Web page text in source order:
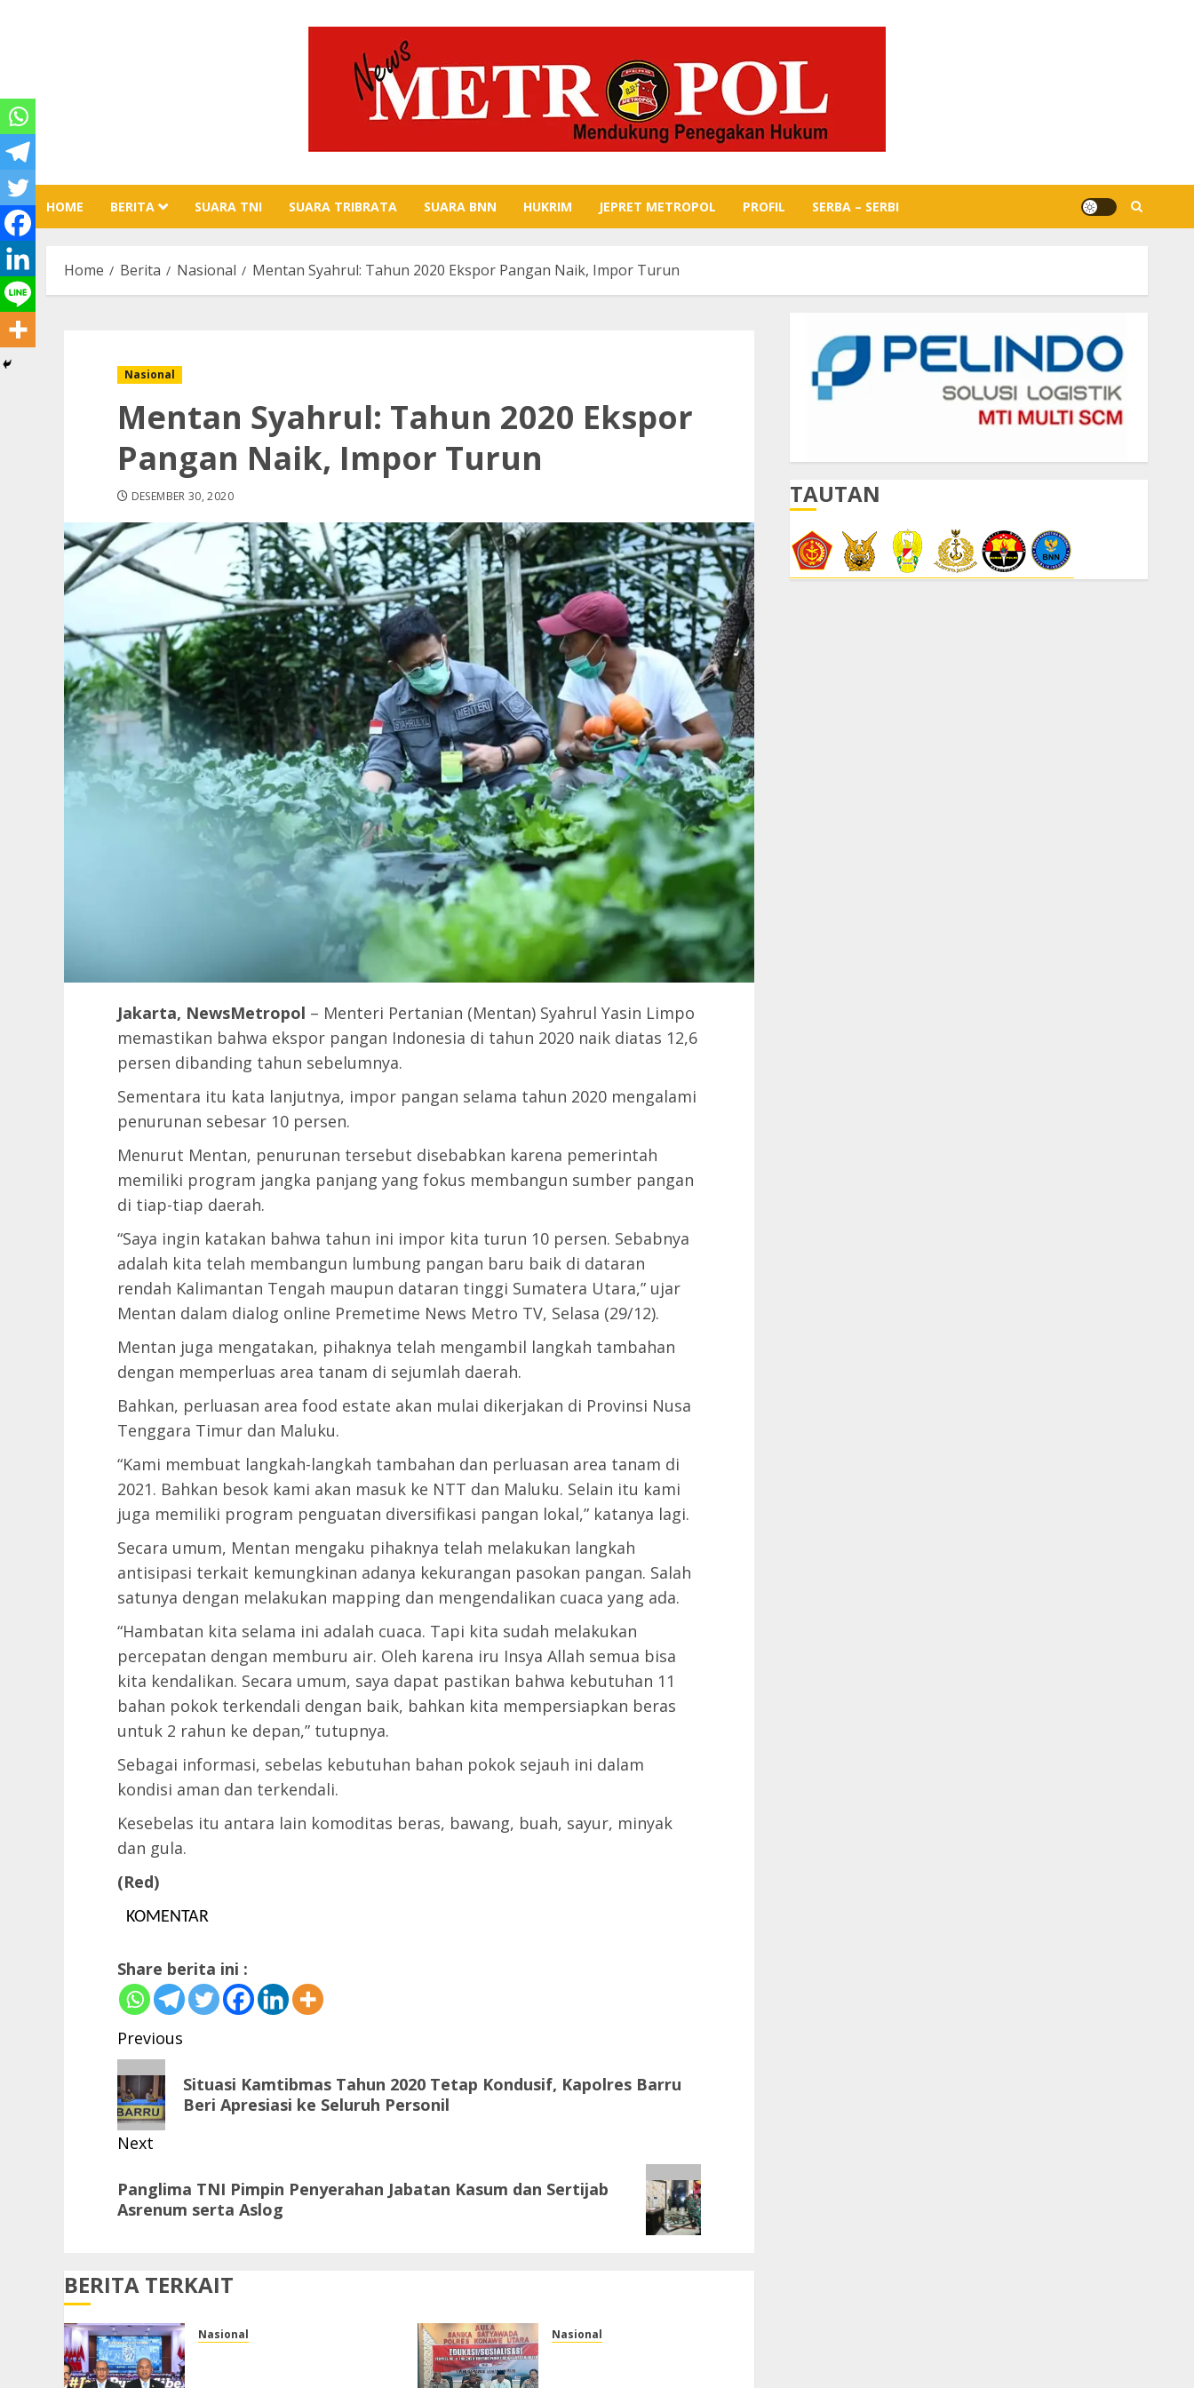
HOME BERITA SUARA TNI SUARA TRIBRATA SUARA BNN HUKRIM JEPRET METROPOL PROFIL SERBA – SERBI
Home Berita Nasional Mentan Syahrul: Tahun 2020 Ekspor Pangan Naik, Impor Turun
Nasional
Mentan Syahrul: Tahun 2020 Ekspor
Pangan Naik, Impor Turun
DESEMBER 30, 2020
Jakarta, NewsMetropol – Menteri Pertanian (Mentan) Syahrul Yasin Limpo
memastikan bahwa ekspor pangan Indonesia di tahun 2020 naik diatas 12,6
persen dibanding tahun sebelumnya.
Sementara itu kata lanjutnya, impor pangan selama tahun 2020 mengalami
penurunan sebesar 10 persen.
Menurut Mentan, penurunan tersebut disebabkan karena pemerintah
memiliki program jangka panjang yang fokus membangun sumber pangan
di tiap-tiap daerah.
“Saya ingin katakan bahwa tahun ini impor kita turun 10 persen. Sebabnya
adalah kita telah membangun lumbung pangan baru baik di dataran
rendah Kalimantan Tengah maupun dataran tinggi Sumatera Utara,” ujar
Mentan dalam dialog online Premetime News Metro TV, Selasa (29/12).
Mentan juga mengatakan, pihaknya telah mengambil langkah tambahan
dengan memperluas area tanam di sejumlah daerah.
Bahkan, perluasan area food estate akan mulai dikerjakan di Provinsi Nusa
Tenggara Timur dan Maluku.
“Kami membuat langkah-langkah tambahan dan perluasan area tanam di
2021. Bahkan besok kami akan masuk ke NTT dan Maluku. Selain itu kami
juga memiliki program penguatan diversifikasi pangan lokal,” katanya lagi.
Secara umum, Mentan mengaku pihaknya telah melakukan langkah
antisipasi terkait kemungkinan adanya kekurangan pasokan pangan. Salah
satunya dengan melakukan mapping dan mengendalikan cuaca yang ada.
“Hambatan kita selama ini adalah cuaca. Tapi kita sudah melakukan
percepatan dengan memburu air. Oleh karena iru Insya Allah semua bisa
kita kendalikan. Secara umum, saya dapat pastikan bahwa kebutuhan 11
bahan pokok terkendali dengan baik, bahkan kita mempersiapkan beras
untuk 2 rahun ke depan,” tutupnya.
Sebagai informasi, sebelas kebutuhan bahan pokok sejauh ini dalam
kondisi aman dan terkendali.
Kesebelas itu antara lain komoditas beras, bawang, buah, sayur, minyak
dan gula.
(Red)
KOMENTAR
Share berita ini :
Post
navigation
Previous
Previous
post:
Situasi Kamtibmas Tahun 2020 Tetap Kondusif, Kapolres Barru
Beri Apresiasi ke Seluruh Personil
Next
post:
Panglima TNI Pimpin Penyerahan Jabatan Kasum dan Sertijab
Asrenum serta Aslog
BERITA TERKAIT
Nasional Nasional
TAUTAN